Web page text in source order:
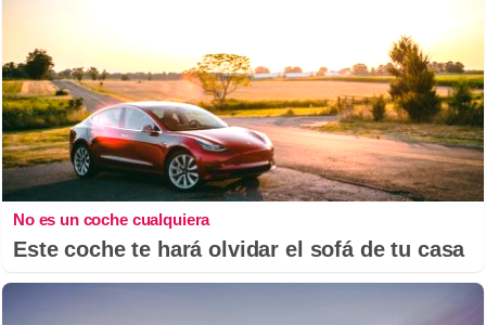
No es un coche cualquiera
Este coche te hará olvidar el sofá de tu casa